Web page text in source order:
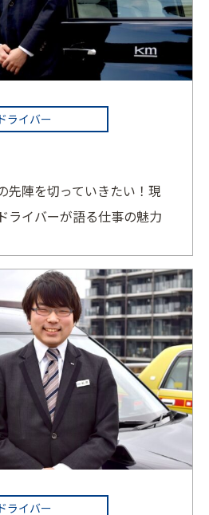
ライバー
先陣を切っていきたい！現
ライバーが語る仕事の魅力
ライバー